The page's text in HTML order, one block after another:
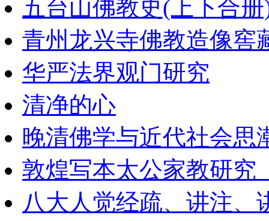
五台山佛教史(上下合
青州龙兴寺佛教造像窖
华严法界观门研究
清净的心
晚清佛学与近代社会思
敦煌写本太公家教研究
八大人觉经疏、讲注、